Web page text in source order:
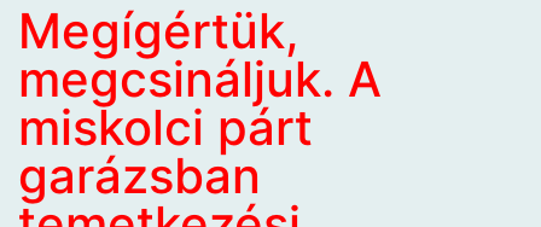
Megígértük,
megcsináljuk. A
miskolci párt
garázsban